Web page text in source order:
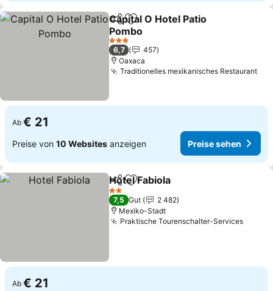
TeilenZu Favoriten hinzufügen
Capital O Hotel Patio
Pombo
3 Sterne
6,7
457
Oaxaca
Traditionelles mexikanisches Restaurant
Ab € 21
Preise von 10 Websites anzeigen Preise sehen
TeilenZu Favoriten hinzufügen
Hotel Fabiola
2 Sterne
7,5 Gut
2 482
Mexiko-Stadt
Praktische Tourenschalter-Services
Ab € 21